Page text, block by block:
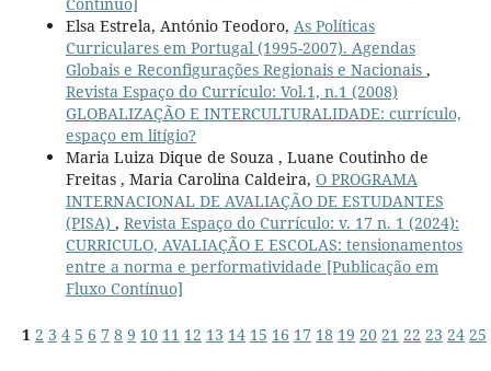
Elsa Estrela, António Teodoro, As Políticas
Curriculares em Portugal (1995-2007). Agendas
Globais e Reconfigurações Regionais e Nacionais ,
Revista Espaço do Currículo: Vol.1, n.1 (2008)
GLOBALIZAÇÃO E INTERCULTURALIDADE: currículo,
espaço em litígio?
Maria Luiza Dique de Souza , Luane Coutinho de
Freitas , Maria Carolina Caldeira, O PROGRAMA
INTERNACIONAL DE AVALIAÇÃO DE ESTUDANTES
(PISA) , Revista Espaço do Currículo: v. 17 n. 1 (2024):
CURRICULO, AVALIAÇÃO E ESCOLAS: tensionamentos
entre a norma e performatividade [Publicação em
Fluxo Contínuo]
1 2 3 4 5 6 7 8 9 10 11 12 13 14 15 16 17 18 19 20 21 22 23 24 25